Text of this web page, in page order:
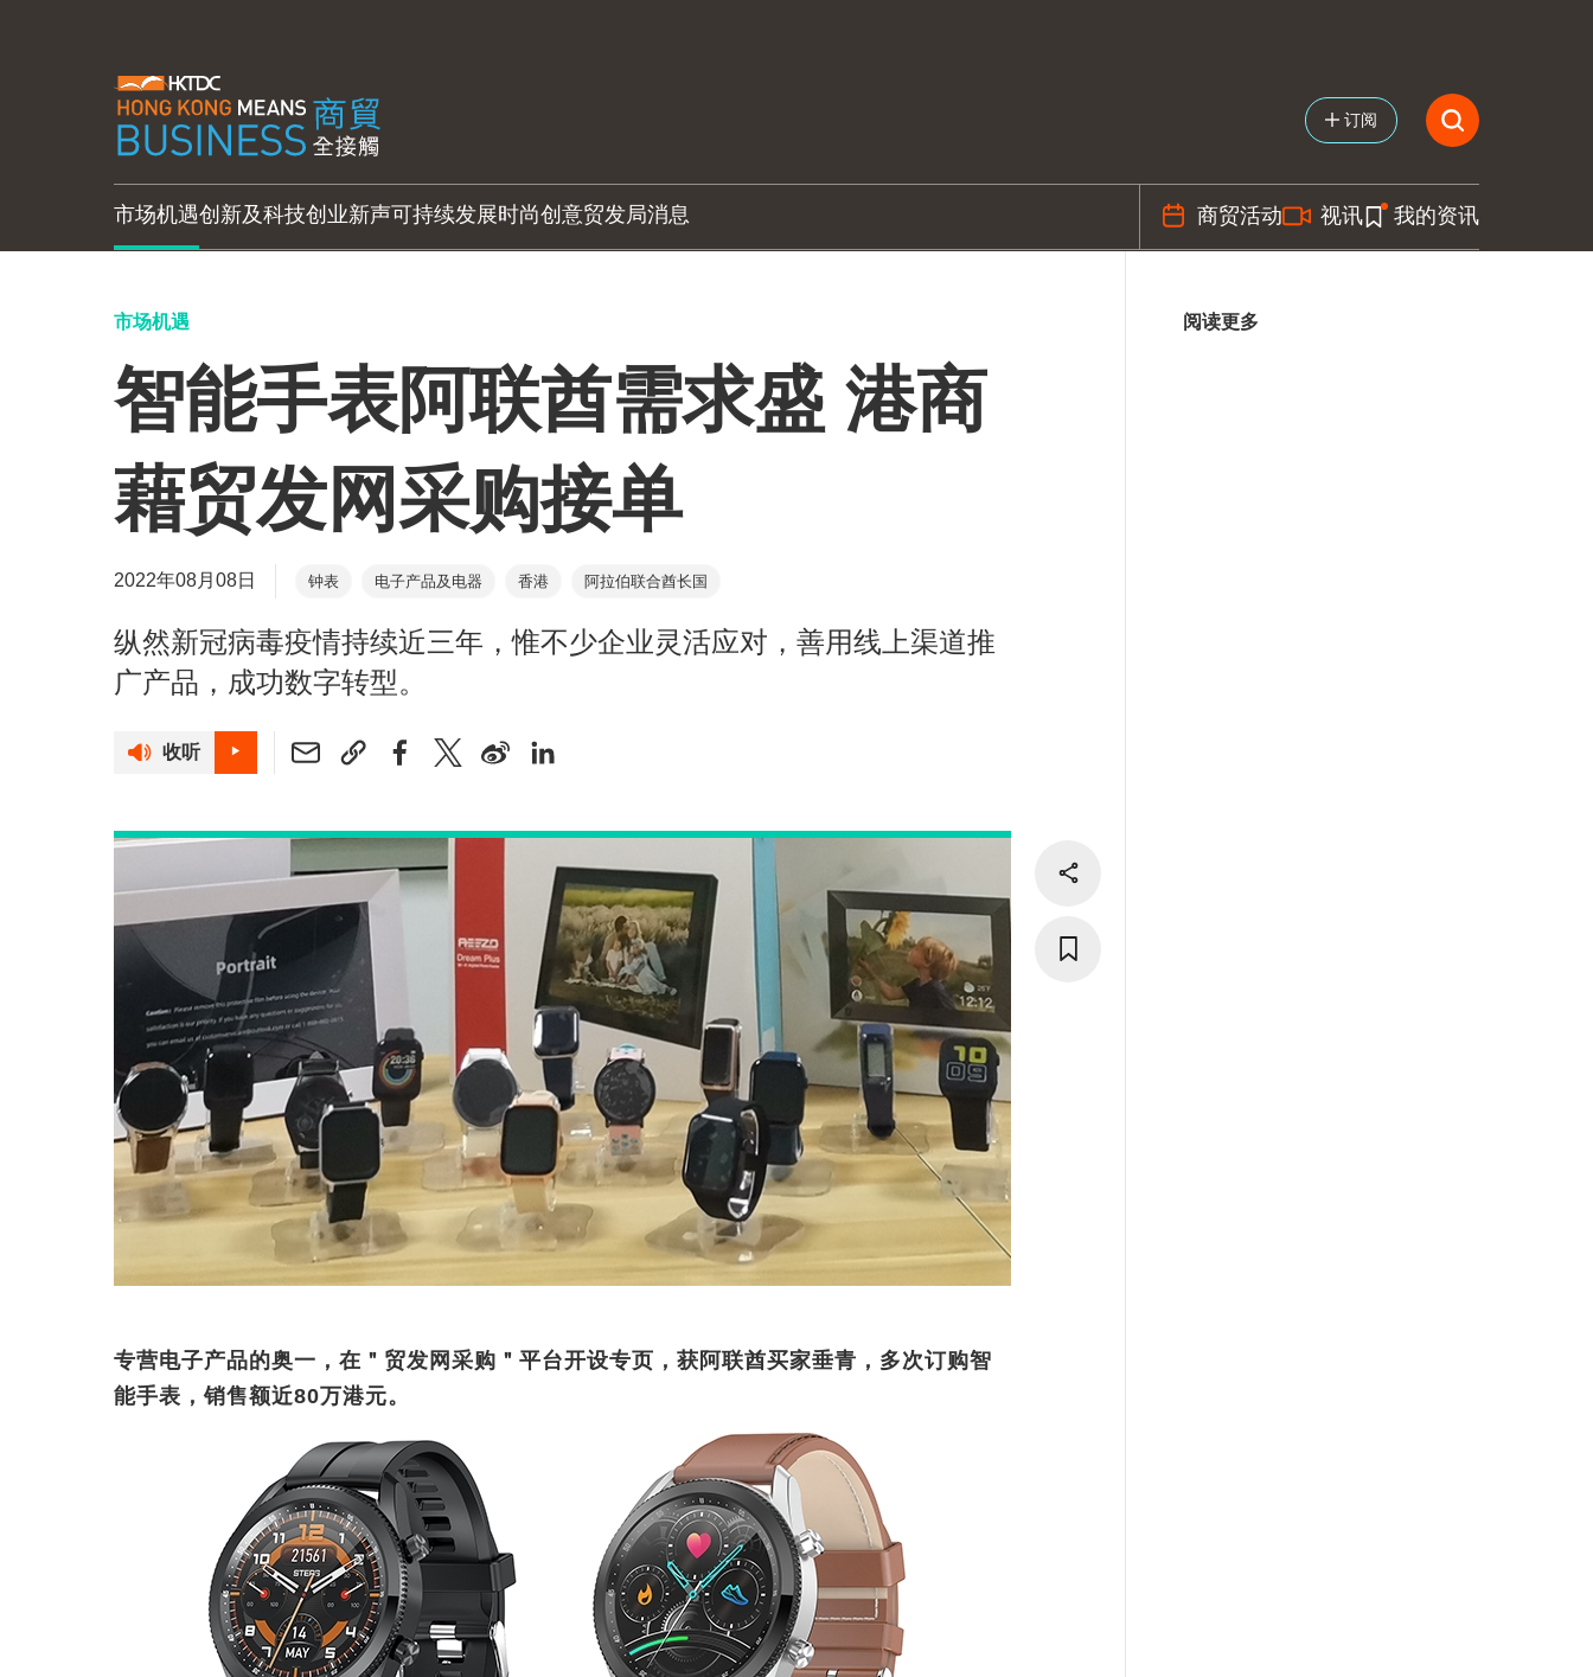
订阅
市场机遇创新及科技创业新声可持续发展时尚创意贸发局消息 商贸活动 视讯 我的资讯
市场机遇
智能手表阿联酋需求盛 港商
藉贸发网采购接单
2022年08月08日 钟表 电子产品及电器 香港 阿拉伯联合酋长国
纵然新冠病毒疫情持续近三年，惟不少企业灵活应对，善用线上渠道推
广产品，成功数字转型。
收听
专营电子产品的奥一，在＂贸发网采购＂平台开设专页，获阿联酋买家垂青，多次订购智
能手表，销售额近80万港元。
阅读更多